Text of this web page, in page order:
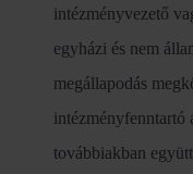
intézményvezető
egyházi és nem
megállapodás
intézményfenntartó
továbbiakban